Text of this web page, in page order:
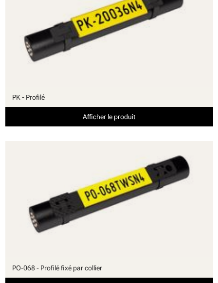
PK - Profilé
Afficher le produit
PO-068 - Profilé fixé par collier